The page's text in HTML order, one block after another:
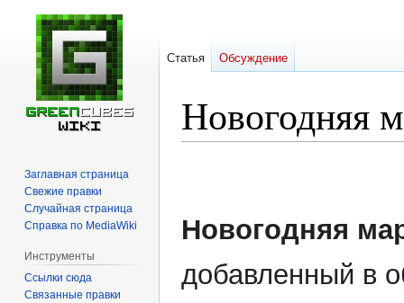
Новогодняя
Новогодняя
добавленный в
Статья Обсуждение
Заглавная страница
Свежие правки
Случайная страница
Справка по MediaWiki
Инструменты
Ссылки сюда
Связанные правки